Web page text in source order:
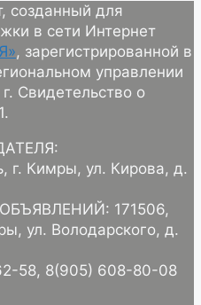
созданный для
в сети Интернет
, зарегистрированной в
управлении
Свидетельство о
г. Кимры, ул. Кирова, д.
171506,
ул. Володарского, д.
58, 8(905) 608-80-08